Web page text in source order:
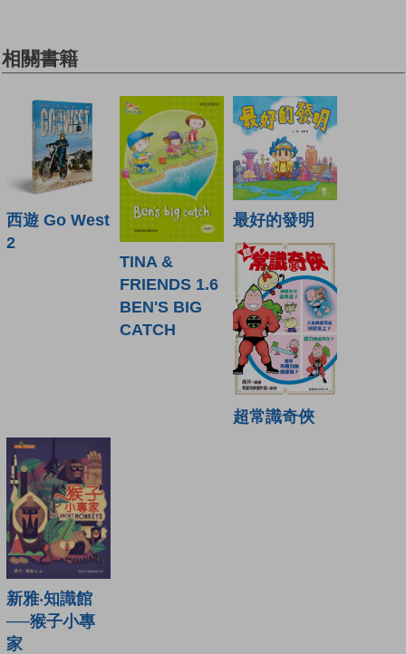
相關書籍
西遊 Go West
2
TINA &
FRIENDS 1.6
BEN'S BIG
CATCH
最好的發明
超常識奇俠
新雅‧知識館
──猴子小專
家